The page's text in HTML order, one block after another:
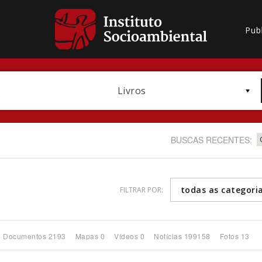
Livros
BUSCAS RECENTES:
FILTRAR POR: todas as
Documentos 2193 Mapas 0 Vídeos 0 Notícias 199158 Fotos 13